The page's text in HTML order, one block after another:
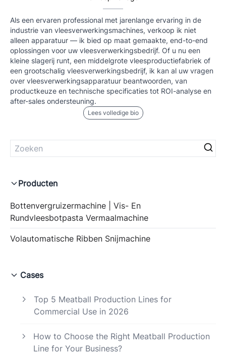
Als een ervaren professional met jarenlange ervaring in de
industrie van vleesverwerkingsmachines, verkoop ik niet
alleen apparatuur — ik bied op maat gemaakte, end-to-end
oplossingen voor uw vleesverwerkingsbedrijf. Of u nu een
kleine slagerij runt, een middelgrote vleesproductiefabriek of
een grootschalig vleesverwerkingsbedrijf, ik kan al uw vragen
over vleesverwerkingsapparatuur beantwoorden, van
productkeuze en technische specificaties tot ROI-analyse en
after-sales ondersteuning.
Lees volledige bio
Producten
Bottenvergruizermachine | Vis- En
Rundvleesbotpasta Vermaalmachine
Volautomatische Ribben Snijmachine
Cases
Top 5 Meatball Production Lines for
Commercial Use in 2026
How to Choose the Right Meatball Production
Line for Your Business?